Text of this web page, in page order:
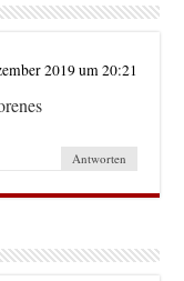
2019 um 20:21
Antworten